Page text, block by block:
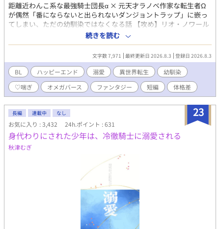
距離近わんこ系な最強騎士団長α × 元天才ラノベ作家な転生者Ω
が偶然「番にならないと出られないダンジョントラップ」に嵌っ
てしまい、ただの幼馴染ではなくなる話 【攻め】リオ・ノワール
公爵家の次男のα。 最強と謳われている帝国騎士団の団長であ
り、国一番の闇魔法の使い手。 幼少期の頃からレナトのことが好
きで、番になるならレナトがいいと思っていることをレナト以外
の周りの人間は知っていた。 レナトと家族以外の人間には興味が
なく、表向きはにこやかだが踏み込ませない雰囲気で対応してい
る。 【受け】レナト・リュミエール 伯爵家の末っ子四男のΩ。 光
魔法を扱える血族であり、レナト以外は全員αなため大変可愛がら
れて育った。 前世ではハーレムもの作品の金字塔と呼ばれる天才
ラノベ作家であり、その経験則と直感力で誰ともラブコメ展開を
起こすことなく生きてこれていた。 リオの性格や顔がド好み。リ
オのことは親友として好きだった。
続きを読む
文字数 7,971 最終更新日 2026.8.3 登録日 2026.8.3
BL ハッピーエンド 溺愛 異世界転生
幼馴染
♡喘ぎ
オメガバース ファンタジー 短編 体格差
23
長編 連載中 なし
お気に入り : 3,432 24h.ポイント : 631
身代わりにされた少年は、冷徹騎士に溺愛される
秋津むぎ